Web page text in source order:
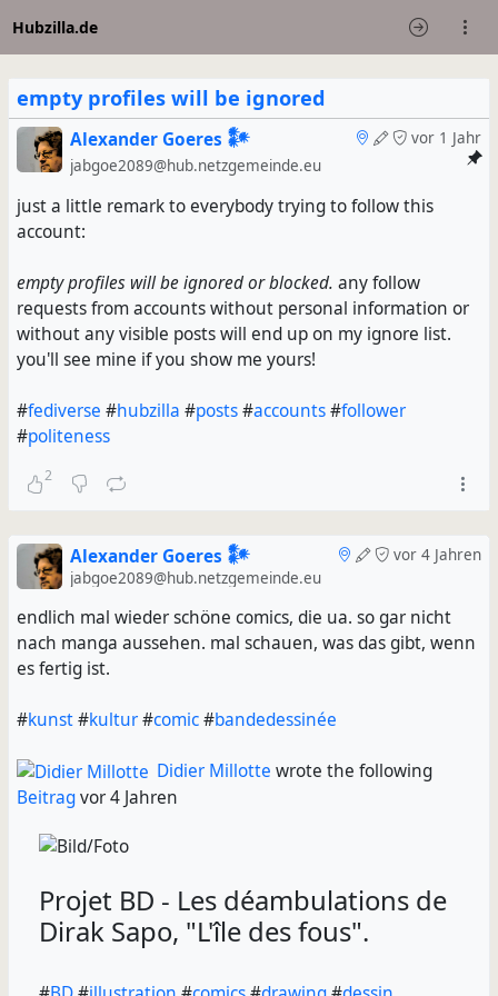
Hubzilla.de
empty profiles will be ignored
vor 1 Jahr
Alexander Goeres 𒀯
jabgoe2089@hub.netzgemeinde.eu
just a little remark to everybody trying to follow this
account:
empty profiles will be ignored or blocked. any follow
requests from accounts without personal information or
without any visible posts will end up on my ignore list.
you'll see mine if you show me yours!
#fediverse #hubzilla #posts#accounts#follower
#politeness
2
vor 4 Jahren
Alexander Goeres 𒀯
jabgoe2089@hub.netzgemeinde.eu
endlich mal wieder schöne comics, die ua. so gar nicht
nach manga aussehen. mal schauen, was das gibt, wenn
es fertig ist.
#kunst#kultur#comic#bandedessinée
Didier Millotte wrote the following
Beitragvor 4 Jahren
Projet BD - Les déambulations de
Dirak Sapo, "L'île des fous".